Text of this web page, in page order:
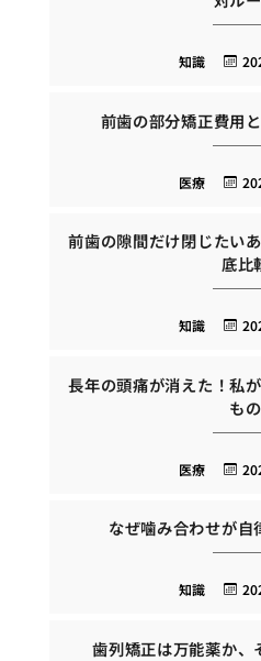
知識
前歯の部分矯正費用
医療
前歯の隙間だけ閉じたい
底比
知識
長年の頭痛が消えた！私
もの
医療
なぜ噛み合わせが自
知識
歯列矯正は万能薬か、